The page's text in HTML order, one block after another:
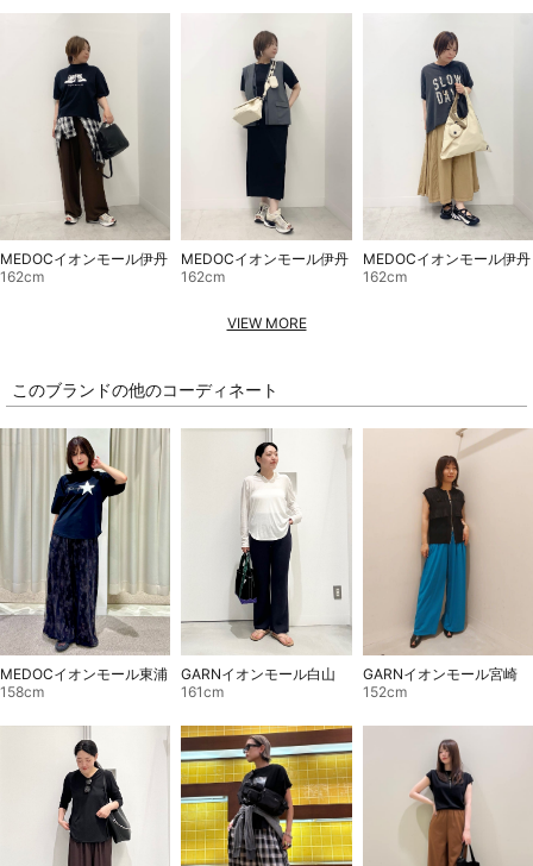
MEDOCイオンモール伊丹
162cm
MEDOCイオンモール伊丹
162cm
MEDOCイオンモール伊丹
162cm
VIEW MORE
このブランドの他のコーディネート
MEDOCイオンモール東浦
158cm
GARNイオンモール白山
161cm
GARNイオンモール宮崎
152cm